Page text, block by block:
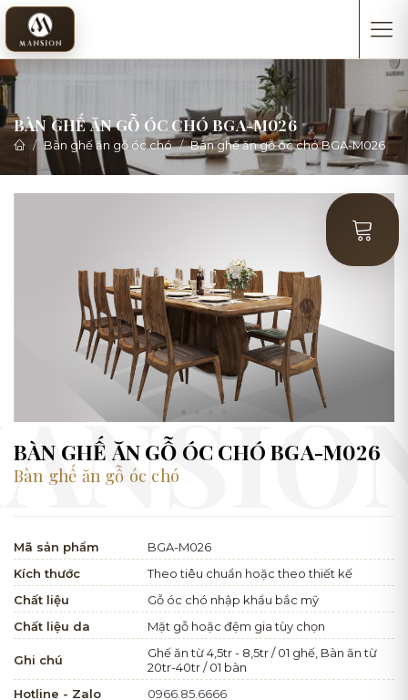
BÀN GHẾ ĂN GỖ ÓC CHÓ BGA-M026
Bàn ghế ăn gỗ óc chó Bàn ghế ăn gỗ óc chó BGA-M026
BÀN GHẾ ĂN GỖ ÓC CHÓ BGA-M026
Bàn ghế ăn gỗ óc chó
Mã sản phẩm
BGA-M026
Kích thước
Theo tiêu chuẩn hoặc theo thiết kế
Chất liệu
Gỗ óc chó nhập khẩu bắc mỹ
Chất liệu da
Mặt gỗ hoặc đệm gia tùy chọn
Ghi chú
Ghế ăn từ 4,5tr - 8,5tr / 01 ghế, Bàn ăn từ
20tr-40tr / 01 bàn
Hotline - Zalo
0966.85.6666